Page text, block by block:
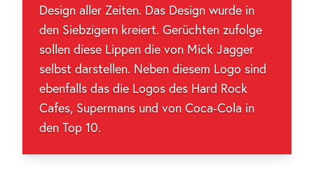
Design aller Zeiten. Das Design wurde in
den Siebzigern kreiert. Gerüchten zufolge
sollen diese Lippen die von Mick Jagger
selbst darstellen. Neben diesem Logo sind
ebenfalls das die Logos des Hard Rock
Cafes, Supermans und von Coca-Cola in
den Top 10.